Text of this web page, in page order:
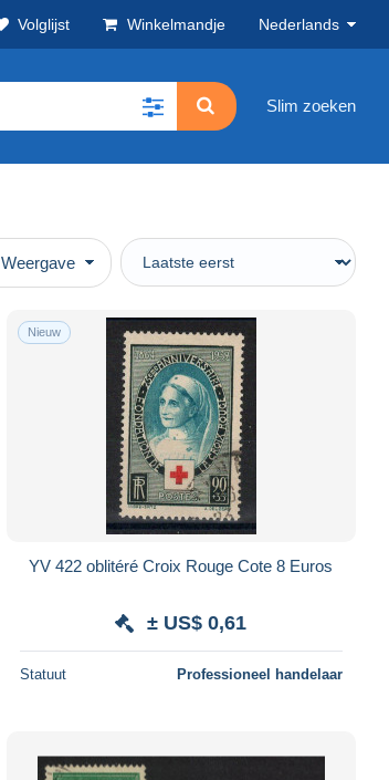
Volglijst Winkelmandje Nederlands
Slim zoeken
Weergave
Nieuw
YV 422 oblitéré Croix Rouge Cote 8 Euros
± US$ 0,61
Statuut Professioneel handelaar